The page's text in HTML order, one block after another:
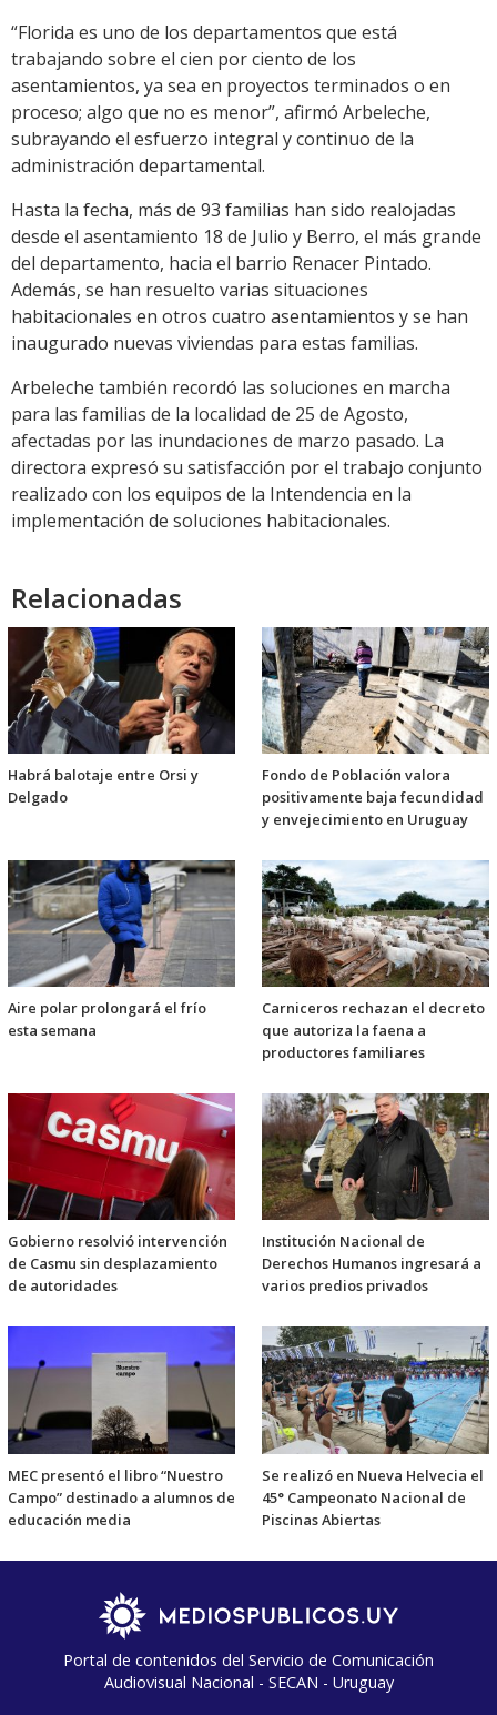
“Florida es uno de los departamentos que está
trabajando sobre el cien por ciento de los
asentamientos, ya sea en proyectos terminados o en
proceso; algo que no es menor”, afirmó Arbeleche,
subrayando el esfuerzo integral y continuo de la
administración departamental.
Hasta la fecha, más de 93 familias han sido realojadas
desde el asentamiento 18 de Julio y Berro, el más grande
del departamento, hacia el barrio Renacer Pintado.
Además, se han resuelto varias situaciones
habitacionales en otros cuatro asentamientos y se han
inaugurado nuevas viviendas para estas familias.
Arbeleche también recordó las soluciones en marcha
para las familias de la localidad de 25 de Agosto,
afectadas por las inundaciones de marzo pasado. La
directora expresó su satisfacción por el trabajo conjunto
realizado con los equipos de la Intendencia en la
implementación de soluciones habitacionales.
Relacionadas
Habrá balotaje entre Orsi y
Delgado
Fondo de Población valora
positivamente baja fecundidad
y envejecimiento en Uruguay
Aire polar prolongará el frío
esta semana
Carniceros rechazan el decreto
que autoriza la faena a
productores familiares
Gobierno resolvió intervención
de Casmu sin desplazamiento
de autoridades
Institución Nacional de
Derechos Humanos ingresará a
varios predios privados
MEC presentó el libro “Nuestro
Campo” destinado a alumnos de
educación media
Se realizó en Nueva Helvecia el
45° Campeonato Nacional de
Piscinas Abiertas
Portal de contenidos del Servicio de Comunicación
Audiovisual Nacional - SECAN - Uruguay